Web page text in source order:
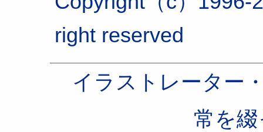
right reserved
イラストレーター
常を